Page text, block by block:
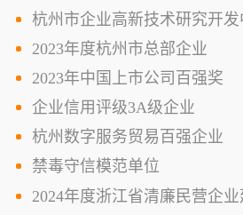
杭州市企业高新技术研究开发
2023年度杭州市总部企业
2023年中国上市公司百强奖
企业信用评级3A级企业
杭州数字服务贸易百强企业
禁毒守信模范单位
2024年度浙江省清廉民营企